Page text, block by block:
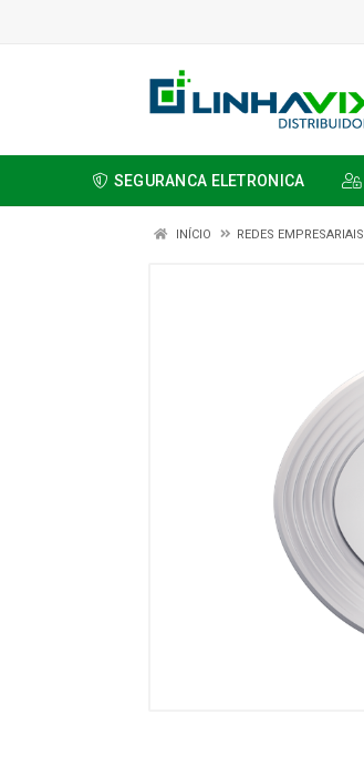
SEGURANCA ELETRONICA
INÍCIO REDES EMPRESARIAIS